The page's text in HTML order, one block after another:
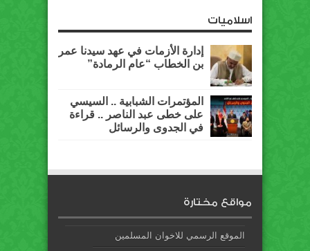
اسلاميات
إدارة الأزمات في عهد سيدنا عمر
بن الخطاب “عام الرمادة”
المؤتمرات الشبابية .. السيسي
على خطى عبد الناصر .. قراءة
في الجدوى والرسائل
مواقع مختارة
الموقع الرسمي للاخوان المسلمين